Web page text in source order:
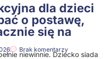
dla dzieci
o postawę,
się na
Brak komentarzy
niewinnie. Dziecko siada